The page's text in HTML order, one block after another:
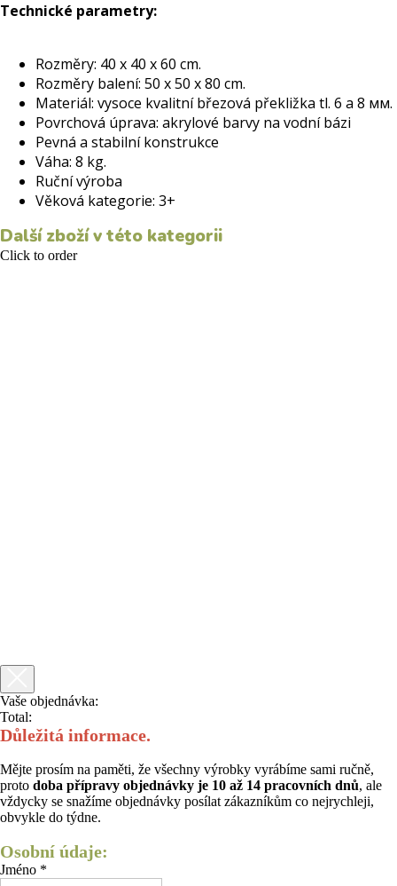
Technické parametry:
Rozměry: 40 x 40 x 60 cm.
Rozměry balení: 50 x 50 x 80 cm.
Materiál: vysoce kvalitní březová překližka tl. 6 a 8 мм.
Povrchová úprava: akrylové barvy na vodní bázi
Pevná a stabilní konstrukce
Váha: 8 kg.
Ruční výroba
Věková kategorie: 3+
Další zboží v této kategorii
Click to order
Vaše objednávka:
Total:
Důležitá informace.
Mějte prosím na paměti, že všechny výrobky vyrábíme sami ručně,
proto doba přípravy objednávky je 10 až 14 pracovních dnů, ale
vždycky se snažíme objednávky posílat zákazníkům co nejrychleji,
obvykle do týdne.
Osobní údaje:
Jméno *